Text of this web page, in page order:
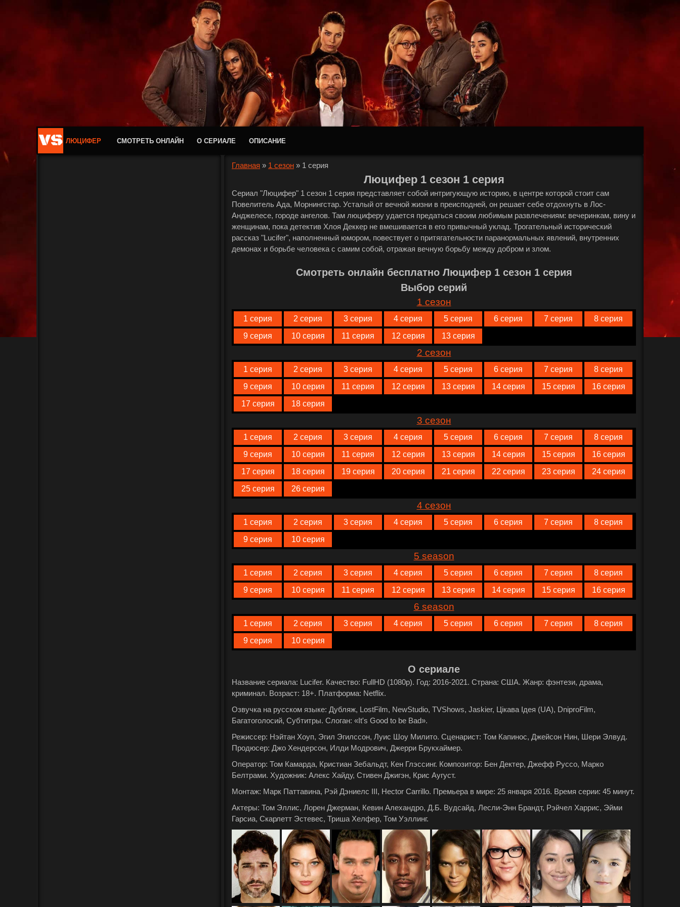
ЛЮЦИФЕР СМОТРЕТЬ ОНЛАЙН О СЕРИАЛЕ ОПИСАНИЕ
Главная » 1 сезон » 1 серия
Люцифер 1 сезон 1 серия
Сериал "Люцифер" 1 сезон 1 серия представляет собой интригующую историю, в центре которой стоит сам
Повелитель Ада, Морнингстар. Усталый от вечной жизни в преисподней, он решает себе отдохнуть в Лос-
Анджелесе, городе ангелов. Там люциферу удается предаться своим любимым развлечениям: вечеринкам, вину и
женщинам, пока детектив Хлоя Деккер не вмешивается в его привычный уклад. Трогательный исторический
рассказ "Lucifer", наполненный юмором, повествует о притягательности паранормальных явлений, внутренних
демонах и борьбе человека с самим собой, отражая вечную борьбу между добром и злом.
Смотреть онлайн бесплатно Люцифер 1 сезон 1 серия
Выбор серий
1 сезон
1 серия 2 серия 3 серия 4 серия 5 серия 6 серия 7 серия
8 серия
9 серия
10 серия 11 серия 12 серия 13 серия
2 сезон
1 серия 2 серия 3 серия 4 серия 5 серия 6 серия 7 серия
8 серия
9 серия
10 серия 11 серия 12 серия 13 серия 14 серия 15 серия
16 серия
17 серия
18 серия
3 сезон
1 серия 2 серия 3 серия 4 серия 5 серия 6 серия 7 серия
8 серия
9 серия
10 серия 11 серия 12 серия 13 серия 14 серия 15 серия
16 серия
17 серия
18 серия 19 серия 20 серия 21 серия 22 серия 23 серия
24 серия
25 серия
26 серия
4 сезон
1 серия 2 серия 3 серия 4 серия 5 серия 6 серия 7 серия
8 серия
9 серия
10 серия
5 season
1 серия 2 серия 3 серия 4 серия 5 серия 6 серия 7 серия
8 серия
9 серия
10 серия 11 серия 12 серия 13 серия 14 серия 15 серия 16 серия
6 season
1 серия 2 серия 3 серия 4 серия 5 серия 6 серия 7 серия
8 серия
9 серия
10 серия
О сериале
Название сериала: Lucifer. Качество: FullHD (1080p). Год: 2016-2021. Страна: США. Жанр: фэнтези, драма,
криминал. Возраст: 18+. Платформа: Netflix.
Озвучка на русском языке: Дубляж, LostFilm, NewStudio, TVShows, Jaskier, Цікава Ідея (UA), DniproFilm,
Багатоголосий, Субтитры. Слоган: «It's Good to be Bad».
Режиссер: Нэйтан Хоуп, Эгил Эгилссон, Луис Шоу Милито. Сценарист: Том Капинос, Джейсон Нин, Шери Элвуд.
Продюсер: Джо Хендерсон, Илди Модрович, Джерри Брукхаймер.
Оператор: Том Камарда, Кристиан Зебальдт, Кен Глэссинг. Композитор: Бен Дектер, Джефф Руссо, Марко
Белтрами. Художник: Алекс Хайду, Стивен Джигэн, Крис Аугуст.
Монтаж: Марк Паттавина, Рэй Дэниелс III, Hector Carrillo. Премьера в мире: 25 января 2016. Время серии: 45 минут.
Актеры: Том Эллис, Лорен Джерман, Кевин Алехандро, Д.Б. Вудсайд, Лесли-Энн Брандт, Рэйчел Харрис, Эйми
Гарсиа, Скарлетт Эстевес, Триша Хелфер, Том Уэллинг.